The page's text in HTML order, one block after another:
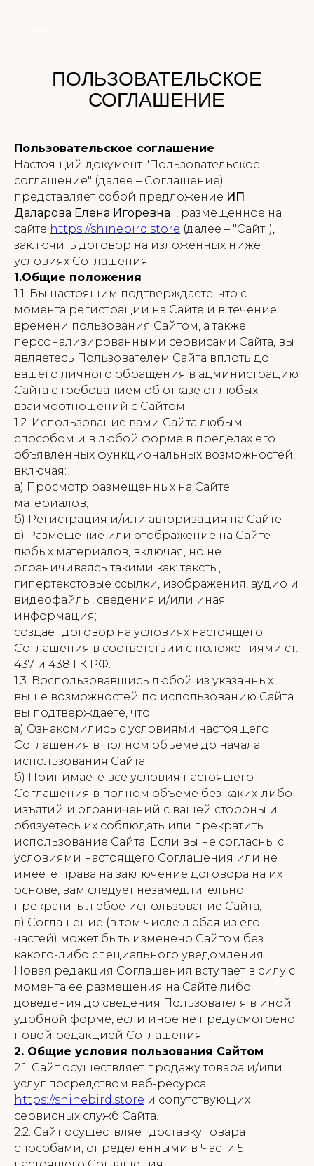
СОГЛАШЕНИЕ
Пользовательское соглашение
Настоящий документ "Пользовательское
соглашение" (далее – Соглашение)
представляет собой предложение ИП
Даларова Елена Игоревна , размещенное на
сайте https://shinebird.store (далее – "Сайт"),
заключить договор на изложенных ниже
условиях Соглашения.
1.Общие положения
1.1. Вы настоящим подтверждаете, что с
момента регистрации на Сайте и в течение
времени пользования Сайтом, а также
персонализированными сервисами Сайта, вы
являетесь Пользователем Сайта вплоть до
вашего личного обращения в администрацию
Сайта с требованием об отказе от любых
взаимоотношений с Сайтом.
1.2. Использование вами Сайта любым
способом и в любой форме в пределах его
объявленных функциональных возможностей,
включая:
а) Просмотр размещенных на Сайте
материалов;
б) Регистрация и/или авторизация на Сайте
в) Размещение или отображение на Сайте
любых материалов, включая, но не
ограничиваясь такими как: тексты,
гипертекстовые ссылки, изображения, аудио и
видеофайлы, сведения и/или иная
информация;
создает договор на условиях настоящего
Соглашения в соответствии с положениями ст.
437 и 438 ГК РФ.
1.3. Воспользовавшись любой из указанных
выше возможностей по использованию Сайта
вы подтверждаете, что:
а) Ознакомились с условиями настоящего
Соглашения в полном объеме до начала
использования Сайта;
б) Принимаете все условия настоящего
Соглашения в полном объеме без каких-либо
изъятий и ограничений с вашей стороны и
обязуетесь их соблюдать или прекратить
использование Сайта. Если вы не согласны с
условиями настоящего Соглашения или не
имеете права на заключение договора на их
основе, вам следует незамедлительно
прекратить любое использование Сайта;
в) Соглашение (в том числе любая из его
частей) может быть изменено Сайтом без
какого-либо специального уведомления.
Новая редакция Соглашения вступает в силу с
момента ее размещения на Сайте либо
доведения до сведения Пользователя в иной
удобной форме, если иное не предусмотрено
новой редакцией Соглашения.
2. Общие условия пользования Сайтом
2.1. Сайт осуществляет продажу товара и/или
услуг посредством веб-ресурса
https://shinebird.store и сопутствующих
сервисных служб Сайта.
2.2. Сайт осуществляет доставку товара
способами, определенными в Части 5